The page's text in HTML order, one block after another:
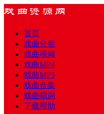
首页
戏曲分类
戏曲视频
戏曲MP4
戏曲MP3
戏曲合集
戏曲唱词
下载帮助